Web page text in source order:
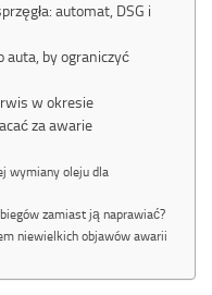
automat, DSG i
auta, by ograniczyć
w okresie
za awarie
wymiany oleju dla
zamiast ją naprawiać?
niewielkich objawów awarii